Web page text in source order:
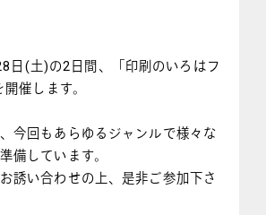
日(土)の2日間、「印刷のいろはフ
催します。
今回もあらゆるジャンルで様々な
備しています。
誘い合わせの上、是非ご参加下さ